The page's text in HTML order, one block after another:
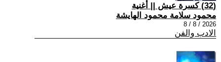
(32) كسرة عيش || أغنية
محمود سلامة محمود الهايشة
2026 / 8 / 8
الادب والفن